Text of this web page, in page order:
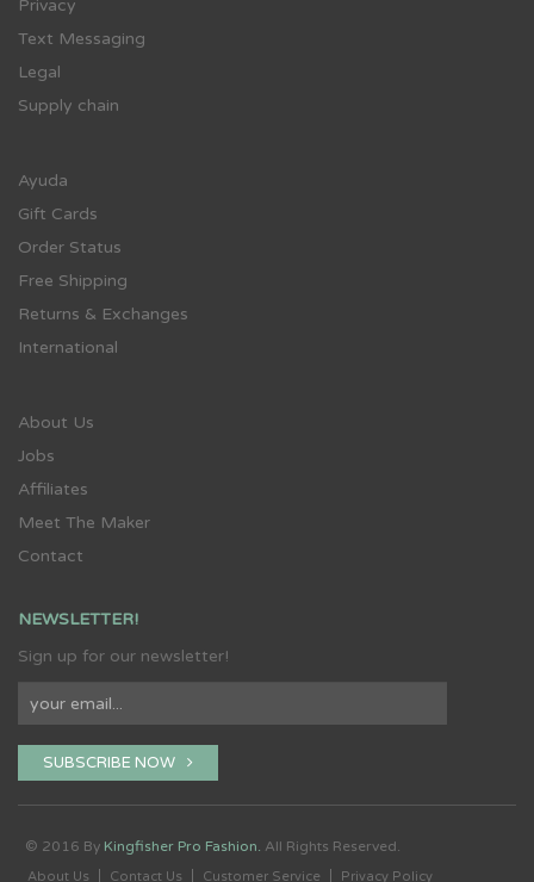
Privacy
Text Messaging
Legal
Supply chain
Ayuda
Gift Cards
Order Status
Free Shipping
Returns & Exchanges
International
About Us
Jobs
Affiliates
Meet The Maker
Contact
NEWSLETTER!
Sign up for our newsletter!
SUBSCRIBE NOW
© 2016 By Kingfisher Pro Fashion. All Rights Reserved.
About Us Contact Us Customer Service Privacy Policy